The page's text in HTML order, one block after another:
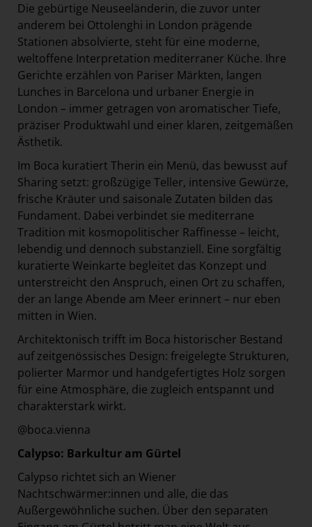
Die gebürtige Neuseeländerin, die zuvor unter
anderem bei Ottolenghi in London prägende
Stationen absolvierte, steht für eine moderne,
weltoffene Interpretation mediterraner Küche. Ihre
Gerichte erzählen von Pariser Märkten, langen
Lunches in Barcelona und urbaner Energie in
London – immer getragen von aromatischer Tiefe,
präziser Produktwahl und einer klaren, zeitgemäßen
Ästhetik.
Im Boca kuratiert Therin ein Menü, das bewusst auf
Sharing setzt: großzügige Teller, intensive Gewürze,
frische Kräuter und saisonale Zutaten bilden das
Fundament. Dabei verbindet sie mediterrane
Tradition mit kosmopolitischer Raffinesse – leicht,
lebendig und dennoch substanziell. Eine sorgfältig
kuratierte Weinkarte begleitet das Konzept und
unterstreicht den Anspruch, einen Ort zu schaffen,
der an lange Abende am Meer erinnert – nur eben
mitten in Wien.
Architektonisch trifft im Boca historischer Bestand
auf zeitgenössisches Design: freigelegte Strukturen,
polierter Marmor und handgefertigtes Holz sorgen
für eine Atmosphäre, die zugleich entspannt und
charakterstark wirkt.
@boca.vienna
Calypso: Barkultur am Gürtel
Calypso richtet sich an Wiener
Nachtschwärmer:innen und alle, die das
Außergewöhnliche suchen. Über den separaten